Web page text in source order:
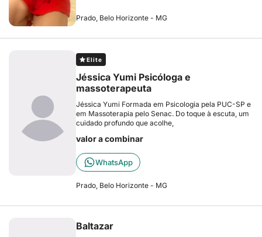
Prado, Belo Horizonte - MG
Elite
Jéssica Yumi Psicóloga e
massoterapeuta
Jéssica Yumi Formada em Psicologia pela PUC-SP e
em Massoterapia pelo Senac. Do toque à escuta, um
cuidado profundo que acolhe,
valor a combinar
WhatsApp
Prado, Belo Horizonte - MG
Baltazar